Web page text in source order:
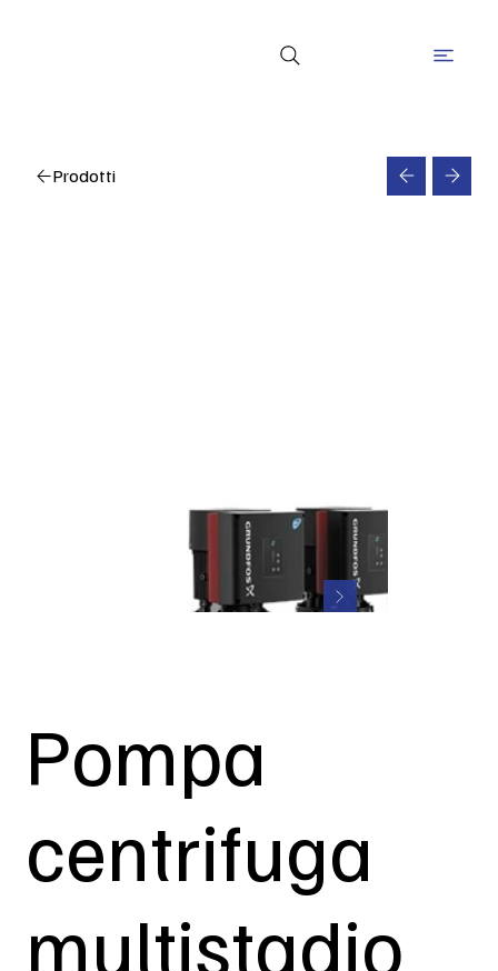
Prodotti
Pompa
centrifuga
multistadio